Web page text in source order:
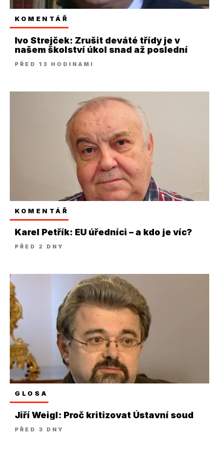
KOMENTÁŘ
Ivo Strejček: Zrušit deváté třídy je v
našem školství úkol snad až poslední
PŘED 13 HODINAMI
KOMENTÁŘ
Karel Petřík: EU úředníci – a kdo je víc?
PŘED 2 DNY
GLOSA
Jiří Weigl: Proč kritizovat Ústavní soud
PŘED 3 DNY